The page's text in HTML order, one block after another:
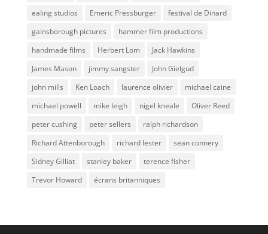
ealing studios
Emeric Pressburger
festival de Dinard
gainsborough pictures
hammer film productions
handmade films
Herbert Lom
Jack Hawkins
James Mason
jimmy sangster
John Gielgud
john mills
Ken Loach laurence olivier
michael caine
michael powell
mike leigh nigel kneale
Oliver Reed
peter cushing
peter sellers
ralph richardson
Richard Attenborough
richard lester
sean connery
Sidney Gilliat
stanley baker
terence fisher
Trevor Howard
écrans britanniques